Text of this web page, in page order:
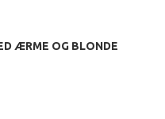
ÆRME OG BLONDE